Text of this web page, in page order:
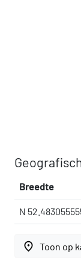
Breedte
N
place Toon op